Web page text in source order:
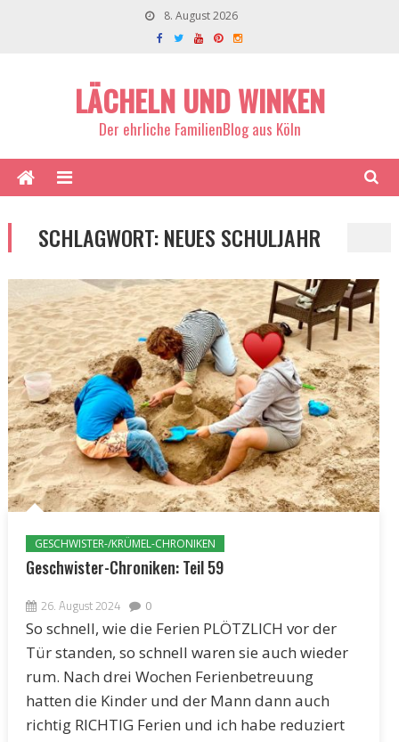
8. August 2026
LÄCHELN UND WINKEN
Der ehrliche FamilienBlog aus Köln
SCHLAGWORT:NEUES SCHULJAHR
GESCHWISTER-/KRÜMEL-CHRONIKEN
Geschwister-Chroniken: Teil 59
26. August 2024 0
So schnell, wie die Ferien PLÖTZLICH vor der
Tür standen, so schnell waren sie auch wieder
rum. Nach drei Wochen Ferienbetreuung
hatten die Kinder und der Mann dann auch
richtig RICHTIG Ferien und ich habe reduziert